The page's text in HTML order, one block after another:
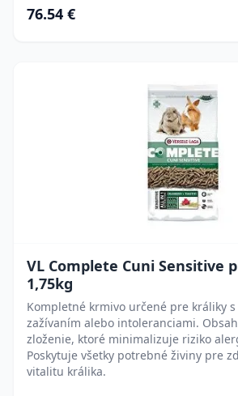
76.54 €
VL Complete Cuni Sensitive
1,75kg
Kompletné krmivo určené pre králiky
zažívaním alebo intoleranciami.
zloženie, ktoré minimalizuje riziko
Poskytuje všetky potrebné živiny pre
vitalitu králika.